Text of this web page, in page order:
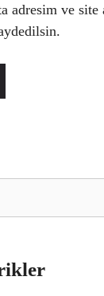
adresim ve site